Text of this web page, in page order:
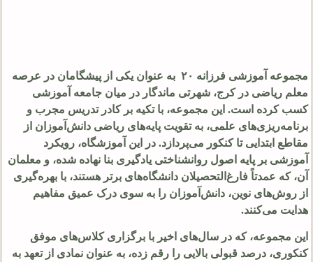
مجموعه آموزشی فرزانه ۲۰ به عنوان یکی از پیشگامان در عرصه
معلم ریاضی در کرج، شهرتی ماندگار در میان جامعه آموزشی
کسب کرده است. این مجموعه، با تکیه بر کادر تدریس مجرب و
برنامه‌ریزی‌های علمی، به تقویت پایه‌های ریاضی دانش‌آموزان از
مقاطع ابتدایی تا کنکور می‌پردازد. در این آموزشگاه، رویکرد
آموزشی بر پایه اصول روانشناختی یادگیری بنا نهاده شده، و معلمان
آن، که عمدتاً فارغ‌التحصیلان دانشگاه‌های برتر هستند، با بهره‌گیری
از روش‌های نوین، دانش‌آموزان را به سوی درک عمیق مفاهیم
هدایت می‌کنند.
این مجموعه، که در سال‌های اخیر با برگزاری کلاس‌های موفق
کنکوری، درصد قبولی بالایی را رقم زده، به عنوان نمادی از تعهد به